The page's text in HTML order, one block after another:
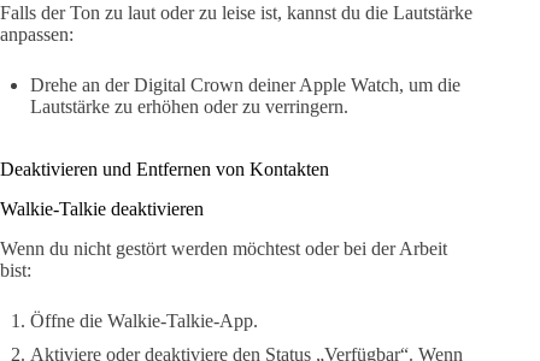
Falls der Ton zu laut oder zu leise ist, kannst du die Lautstärke
anpassen:
Drehe an der Digital Crown deiner Apple Watch, um die
Lautstärke zu erhöhen oder zu verringern.
Deaktivieren und Entfernen von Kontakten
Walkie-Talkie deaktivieren
Wenn du nicht gestört werden möchtest oder bei der Arbeit
bist:
Öffne die Walkie-Talkie-App.
Aktiviere oder deaktiviere den Status „Verfügbar“. Wenn